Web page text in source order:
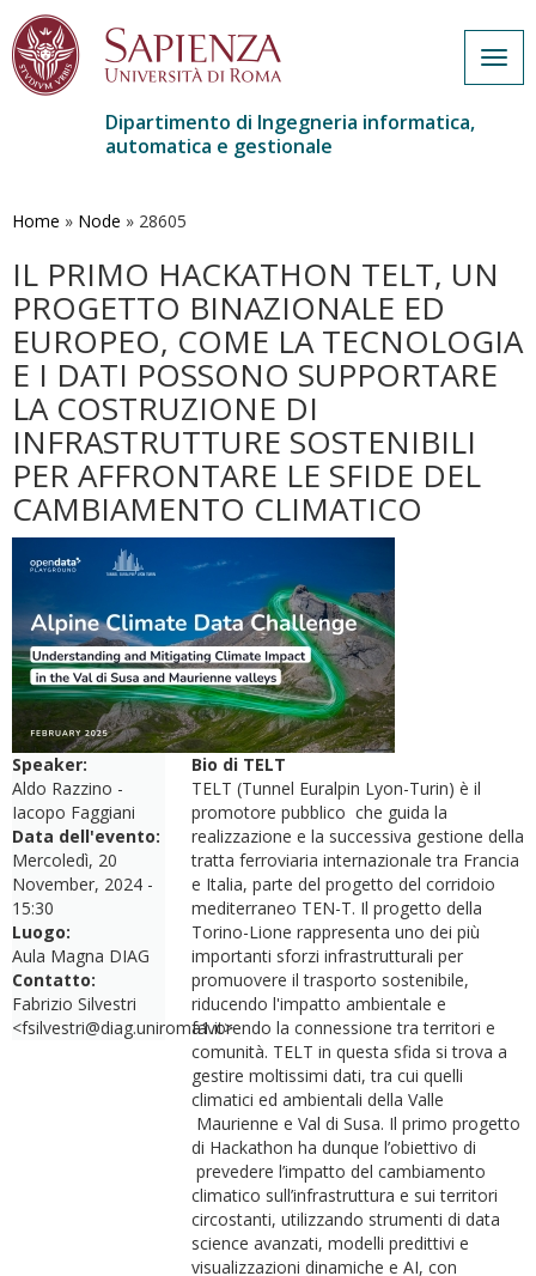
contenuto
Dipartimento di Ingegneria informatica,
automatica e gestionale
Home » Node » 28605
IL PRIMO HACKATHON TELT, UN
PROGETTO BINAZIONALE ED
EUROPEO, COME LA TECNOLOGIA
E I DATI POSSONO SUPPORTARE
LA COSTRUZIONE DI
INFRASTRUTTURE SOSTENIBILI
PER AFFRONTARE LE SFIDE DEL
CAMBIAMENTO CLIMATICO
Speaker:
Aldo Razzino -
Iacopo Faggiani
Data dell'evento:
Mercoledì, 20
November, 2024 -
15:30
Luogo:
Aula Magna DIAG
Contatto:
Fabrizio Silvestri
<fsilvestri@diag.uniroma1.it>
Bio di TELT
TELT (Tunnel Euralpin Lyon-Turin) è il
promotore pubblico che guida la
realizzazione e la successiva gestione della
tratta ferroviaria internazionale tra Francia
e Italia, parte del progetto del corridoio
mediterraneo TEN-T. Il progetto della
Torino-Lione rappresenta uno dei più
importanti sforzi infrastrutturali per
promuovere il trasporto sostenibile,
riducendo l'impatto ambientale e
favorendo la connessione tra territori e
comunità. TELT in questa sfida si trova a
gestire moltissimi dati, tra cui quelli
climatici ed ambientali della Valle
Maurienne e Val di Susa. Il primo progetto
di Hackathon ha dunque l’obiettivo di
prevedere l’impatto del cambiamento
climatico sull’infrastruttura e sui territori
circostanti, utilizzando strumenti di data
science avanzati, modelli predittivi e
visualizzazioni dinamiche e AI, con